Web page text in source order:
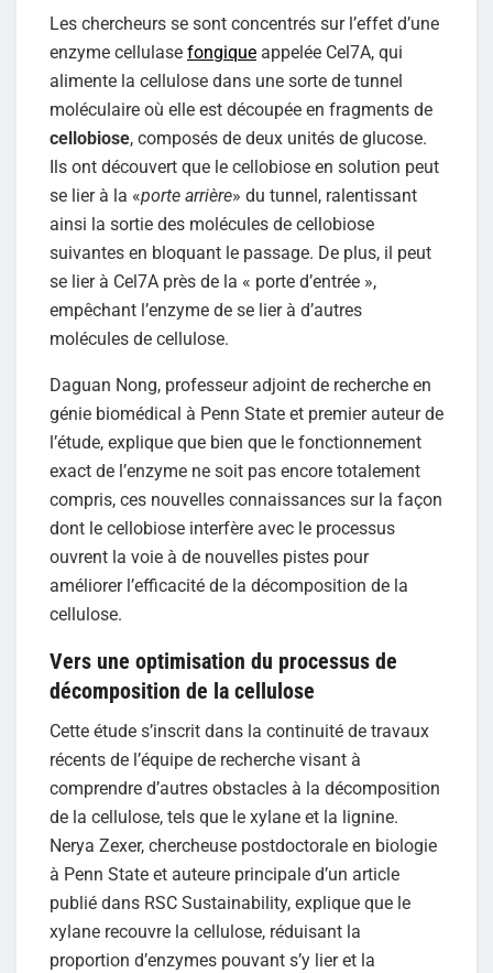
Les chercheurs se sont concentrés sur l’effet d’une
enzyme cellulase fongique appelée Cel7A, qui
alimente la cellulose dans une sorte de tunnel
moléculaire où elle est découpée en fragments de
cellobiose, composés de deux unités de glucose.
Ils ont découvert que le cellobiose en solution peut
se lier à la «porte arrière» du tunnel, ralentissant
ainsi la sortie des molécules de cellobiose
suivantes en bloquant le passage. De plus, il peut
se lier à Cel7A près de la « porte d’entrée »,
empêchant l’enzyme de se lier à d’autres
molécules de cellulose.
Daguan Nong, professeur adjoint de recherche en
génie biomédical à Penn State et premier auteur de
l’étude, explique que bien que le fonctionnement
exact de l’enzyme ne soit pas encore totalement
compris, ces nouvelles connaissances sur la façon
dont le cellobiose interfère avec le processus
ouvrent la voie à de nouvelles pistes pour
améliorer l’efficacité de la décomposition de la
cellulose.
Vers une optimisation du processus de
décomposition de la cellulose
Cette étude s’inscrit dans la continuité de travaux
récents de l’équipe de recherche visant à
comprendre d’autres obstacles à la décomposition
de la cellulose, tels que le xylane et la lignine.
Nerya Zexer, chercheuse postdoctorale en biologie
à Penn State et auteure principale d’un article
publié dans RSC Sustainability, explique que le
xylane recouvre la cellulose, réduisant la
proportion d’enzymes pouvant s’y lier et la